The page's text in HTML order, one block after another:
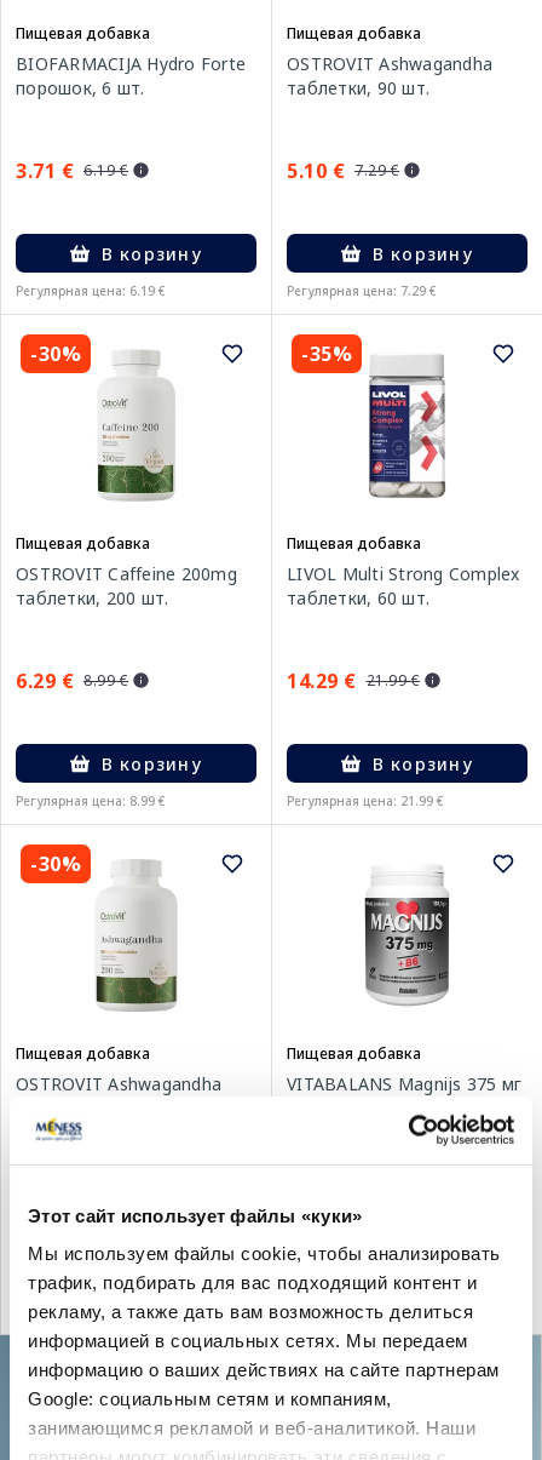
Этот сайт использует файлы «куки»
Мы используем файлы cookie, чтобы анализировать
трафик, подбирать для вас подходящий контент и
рекламу, а также дать вам возможность делиться
информацией в социальных сетях. Мы передаем
информацию о ваших действиях на сайте партнерам
Google: социальным сетям и компаниям,
занимающимся рекламой и веб-аналитикой. Наши
Пищевая добавка
BIOFARMACIJA Hydro Forte
порошок, 6 шт.
3.71 € 6.19 €
В корзину
Регулярная цена: 6.19 €
Пищевая добавка
OSTROVIT Ashwagandha
таблетки, 90 шт.
5.10 € 7.29 €
В корзину
Регулярная цена: 7.29 €
-30%
Пищевая добавка
OSTROVIT Caffeine 200mg
таблетки, 200 шт.
6.29 € 8.99 €
В корзину
Регулярная цена: 8.99 €
-35%
Пищевая добавка
LIVOL Multi Strong Complex
таблетки, 60 шт.
14.29 € 21.99 €
В корзину
Регулярная цена: 21.99 €
-30%
Пищевая добавка
OSTROVIT Ashwagandha
В корзину
Регулярная цена: 11.79 €
Пищевая добавка
VITABALANS Magnijs 375 мг
В корзину